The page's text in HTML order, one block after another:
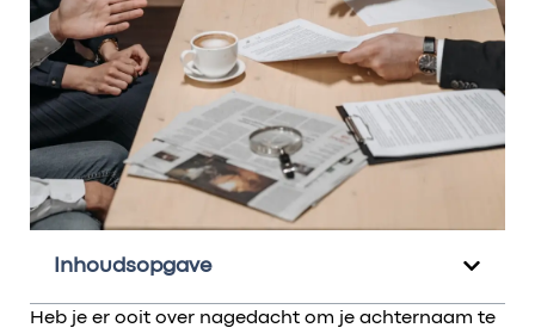
Inhoudsopgave
Heb je er ooit over nagedacht om je achternaam te